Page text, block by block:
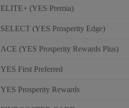
ELITE+ (YES Premia)
SELECT (YES Prosperity Edge)
ACE (YES Prosperity Rewards Plus)
YES First Preferred
YES Prosperity Rewards